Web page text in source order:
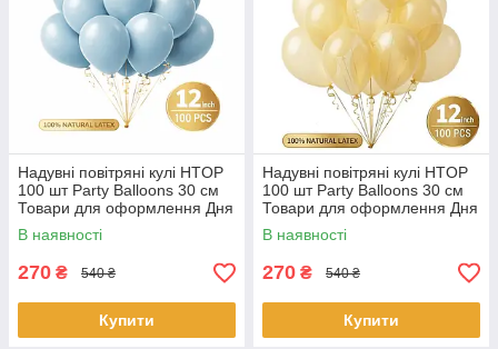
Надувні повітряні кулі HTOP
100 шт Party Balloons 30 см
Товари для оформлення Дня
народження Святкова
атрибутика Блакитний
В наявності
270 ₴ 540 ₴
Купити
Надувні повітряні кулі HTOP
100 шт Party Balloons 30 см
Товари для оформлення Дня
народження Святкова
атрибутика Бежевий
В наявності
270 ₴ 540 ₴
Купити